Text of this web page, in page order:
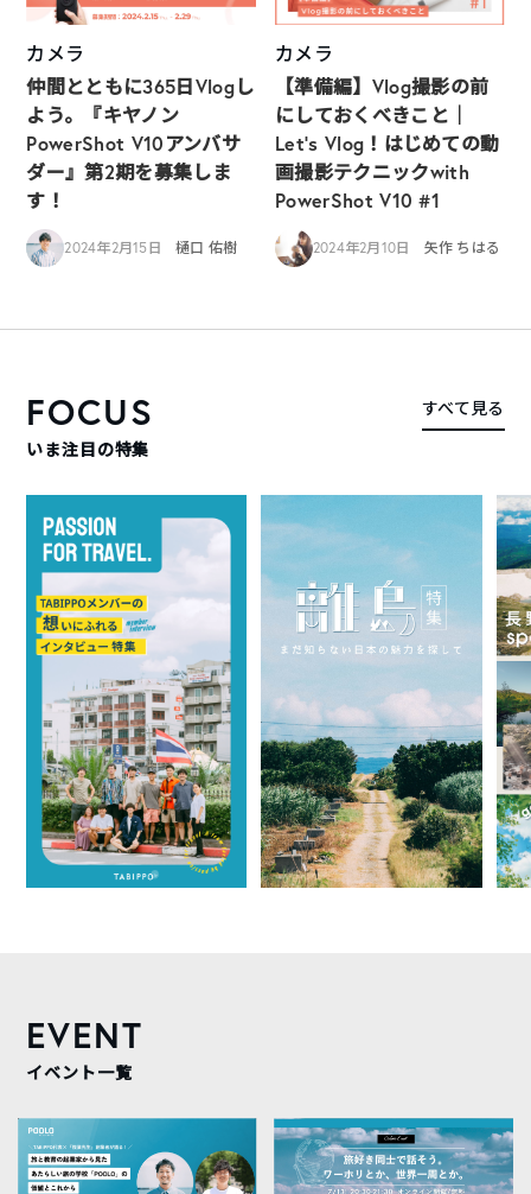
カメラ
仲間とともに365日Vlogし
よう。『キヤノン
PowerShot V10アンバサ
ダー』第2期を募集しま
す！
2024年2月15日 樋口 佑樹
カメラ
【準備編】Vlog撮影の前
にしておくべきこと｜
Let’s Vlog！はじめての動
画撮影テクニックwith
PowerShot V10 #1
2024年2月10日 矢作 ちはる
FOCUS
いま注目の特集
すべて見る
EVENT
イベント一覧